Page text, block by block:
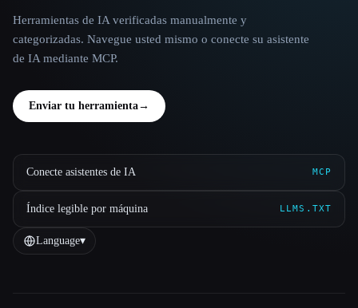
Herramientas de IA verificadas manualmente y
categorizadas. Navegue usted mismo o conecte su asistente
de IA mediante MCP.
Enviar tu herramienta→
Conecte asistentes de IA MCP
Índice legible por máquina LLMS.TXT
Language▾